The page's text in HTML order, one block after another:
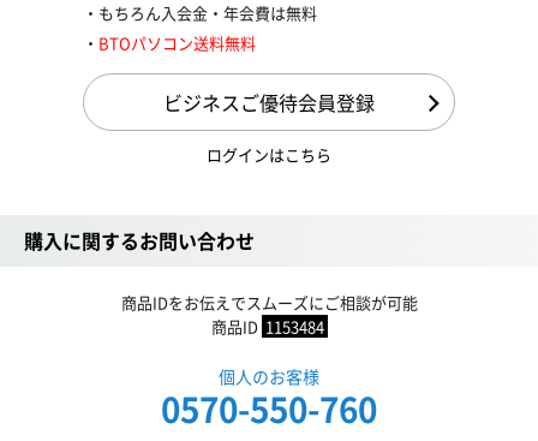
もちろん入会金・年会費は無料
BTOパソコン送料無料
ビジネスご優待会員登録
ログインはこちら
購入に関するお問い合わせ
商品IDをお伝えでスムーズにご相談が可能
商品ID 1153484
個人のお客様
0570-550-760